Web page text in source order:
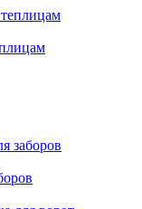
заборов